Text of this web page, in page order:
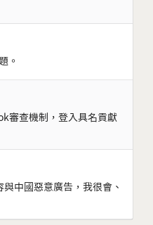
。
審查機制，登入具名貢獻
中國惡意廣告，我很會、